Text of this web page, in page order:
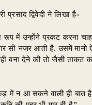
प्रसाद द्विवेदी ने लिखा है-
रूप में उन्होंने प्रकट करना
सी नजर आती है. उसमें मानो
देने की तो जैसी ताकत
न आ सकने वाली ही बात है.